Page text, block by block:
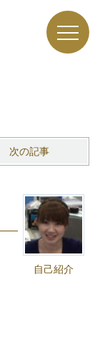
次の記事
自己紹介